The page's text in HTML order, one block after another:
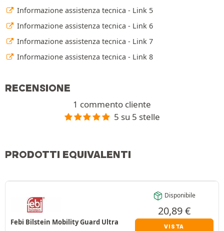
Informazione assistenza tecnica - Link 5
Informazione assistenza tecnica - Link 6
Informazione assistenza tecnica - Link 7
Informazione assistenza tecnica - Link 8
RECENSIONE
1 commento cliente
5 su 5 stelle
PRODOTTI EQUIVALENTI
Febi Bilstein Mobility Guard Ultra
Disponibile
20,89€
VISTA